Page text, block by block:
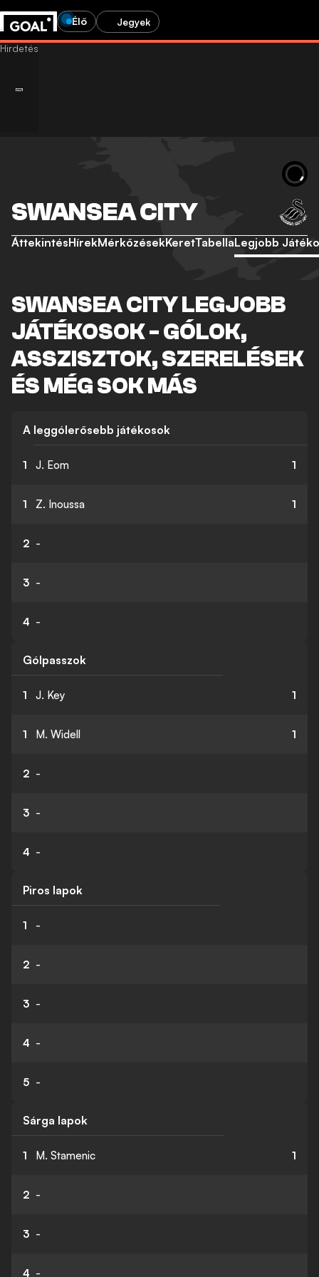
Élő Jegyek
SWANSEA CITY
ÁttekintésHírekMérkőzésekKeretTabellaLegjobb
SWANSEA CITY LEGJOBB
JÁTÉKOSOK - GÓLOK,
ASSZISZTOK, SZERELÉSEK
ÉS MÉG SOK MÁS
A leggólerősebb játékosok
1 J. Eom 1
1 Z. Inoussa 1
2 -
3 -
4 -
Gólpasszok
1 J. Key 1
1 M. Widell 1
2 -
3 -
4 -
Piros lapok
1 -
2 -
3 -
4 -
5 -
Sárga lapok
1 M. Stamenic 1
2 -
3 -
4 -